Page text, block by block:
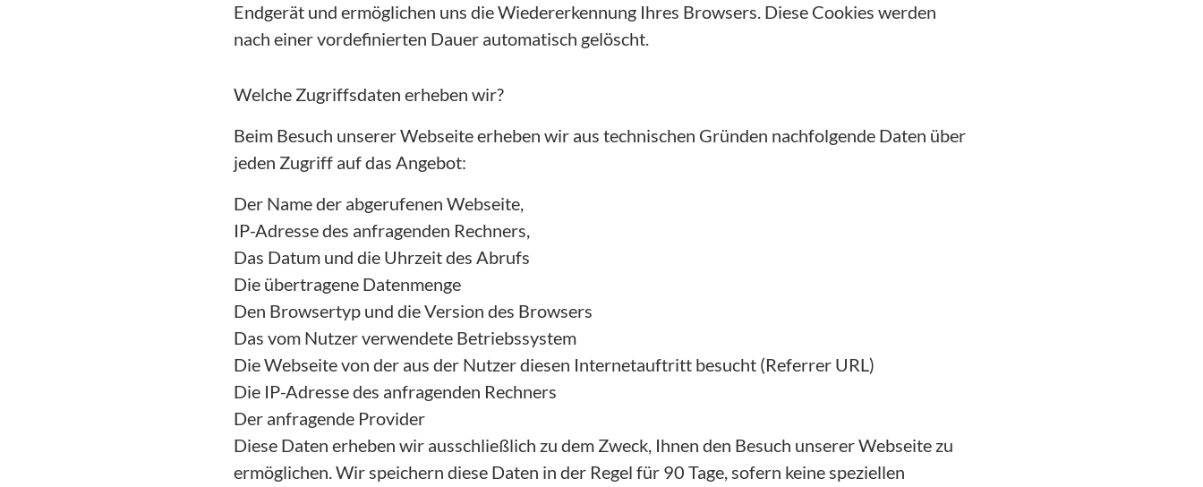
Endgerät und ermöglichen uns die Wiedererkennung Ihres Browsers. Diese Cookies werden
nach einer vordefinierten Dauer automatisch gelöscht.
Welche Zugriffsdaten erheben wir?
Beim Besuch unserer Webseite erheben wir aus technischen Gründen nachfolgende Daten über
jeden Zugriff auf das Angebot:
Der Name der abgerufenen Webseite,
IP-Adresse des anfragenden Rechners,
Das Datum und die Uhrzeit des Abrufs
Die übertragene Datenmenge
Den Browsertyp und die Version des Browsers
Das vom Nutzer verwendete Betriebssystem
Die Webseite von der aus der Nutzer diesen Internetauftritt besucht (Referrer URL)
Die IP-Adresse des anfragenden Rechners
Der anfragende Provider
Diese Daten erheben wir ausschließlich zu dem Zweck, Ihnen den Besuch unserer Webseite zu
ermöglichen. Wir speichern diese Daten in der Regel für 90 Tage, sofern keine speziellen